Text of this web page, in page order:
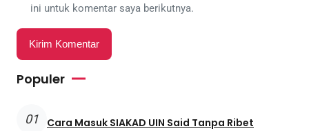
ini untuk komentar saya berikutnya.
Populer
01 Cara Masuk SIAKAD UIN Said Tanpa Ribet